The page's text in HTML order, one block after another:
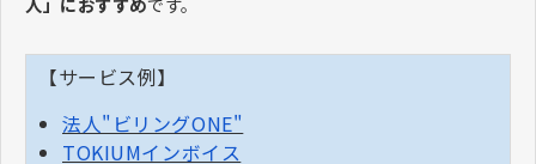
【サービス例】
法人"ビリングONE"
TOKIUMインボイス